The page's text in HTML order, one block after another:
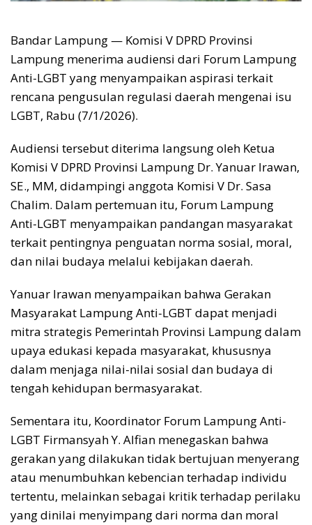
Bandar Lampung — Komisi V DPRD Provinsi
Lampung menerima audiensi dari Forum Lampung
Anti-LGBT yang menyampaikan aspirasi terkait
rencana pengusulan regulasi daerah mengenai isu
LGBT, Rabu (7/1/2026).
Audiensi tersebut diterima langsung oleh Ketua
Komisi V DPRD Provinsi Lampung Dr. Yanuar Irawan,
SE., MM, didampingi anggota Komisi V Dr. Sasa
Chalim. Dalam pertemuan itu, Forum Lampung
Anti-LGBT menyampaikan pandangan masyarakat
terkait pentingnya penguatan norma sosial, moral,
dan nilai budaya melalui kebijakan daerah.
Yanuar Irawan menyampaikan bahwa Gerakan
Masyarakat Lampung Anti-LGBT dapat menjadi
mitra strategis Pemerintah Provinsi Lampung dalam
upaya edukasi kepada masyarakat, khususnya
dalam menjaga nilai-nilai sosial dan budaya di
tengah kehidupan bermasyarakat.
Sementara itu, Koordinator Forum Lampung Anti-
LGBT Firmansyah Y. Alfian menegaskan bahwa
gerakan yang dilakukan tidak bertujuan menyerang
atau menumbuhkan kebencian terhadap individu
tertentu, melainkan sebagai kritik terhadap perilaku
yang dinilai menyimpang dari norma dan moral